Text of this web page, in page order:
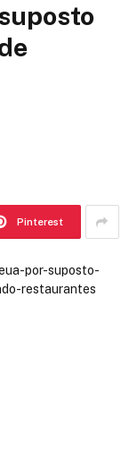
Pinterest